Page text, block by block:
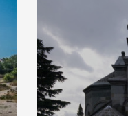
називаються
виробляє
легке біле і дуже